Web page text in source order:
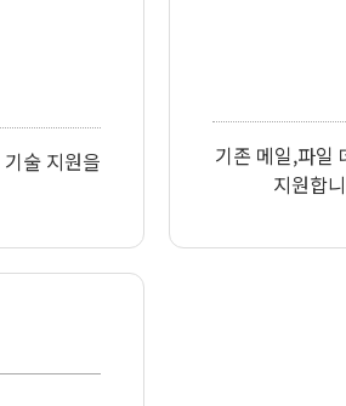
술 지원을
기존 메일,파일
지원합